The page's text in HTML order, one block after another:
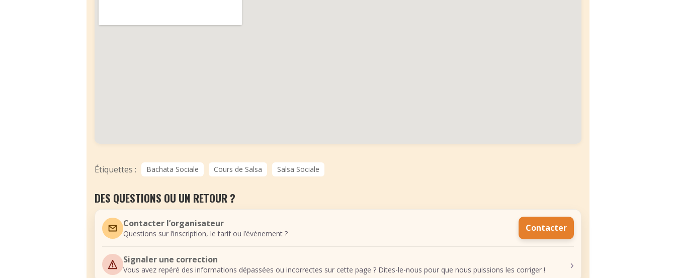
Étiquettes : Bachata Sociale Cours de Salsa Salsa Sociale
DES QUESTIONS OU UN RETOUR ?
Contacter l’organisateur
Questions sur l’inscription, le tarif ou l’événement ? Contacter
Signaler une correction
Vous avez repéré des informations dépassées ou incorrectes sur cette page ? Dites-le-nous pour que nous puissions les corriger ! ›